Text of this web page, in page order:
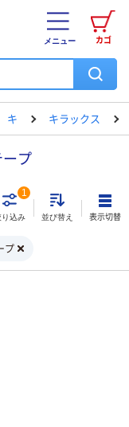
カゴ
メニュー
キ キラックス
プ
り込み
1
並び替え 表示切替
プ